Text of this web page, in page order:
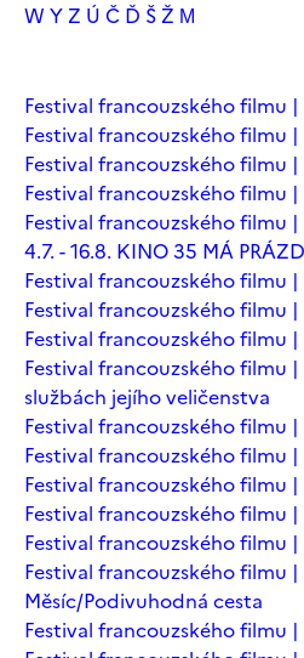
W YZ Ú Č Ď ŠŽ М
Festival francouzského filmu
Festival francouzského filmu
Festival francouzského filmu
Festival francouzského filmu
Festival francouzského filmu
4.7. - 16.8. KINO 35 MÁ
Festival francouzského filmu
Festival francouzského filmu |
Festival francouzského filmu
Festival francouzského filmu
službách jejího veličenstva
Festival francouzského filmu |
Festival francouzského filmu |
Festival francouzského filmu |
Festival francouzského filmu
Festival francouzského filmu |
Festival francouzského filmu |
Měsíc/Podivuhodná cesta
Festival francouzského filmu